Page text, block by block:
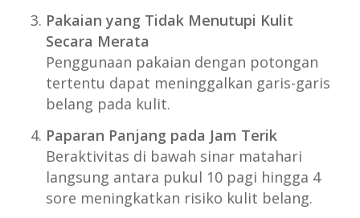
Pakaian yang Tidak Menutupi Kulit
Secara Merata
Penggunaan pakaian dengan potongan
tertentu dapat meninggalkan garis-garis
belang pada kulit.
Paparan Panjang pada Jam Terik
Beraktivitas di bawah sinar matahari
langsung antara pukul 10 pagi hingga 4
sore meningkatkan risiko kulit belang.